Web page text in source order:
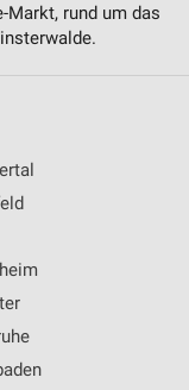
Markt, rund um das